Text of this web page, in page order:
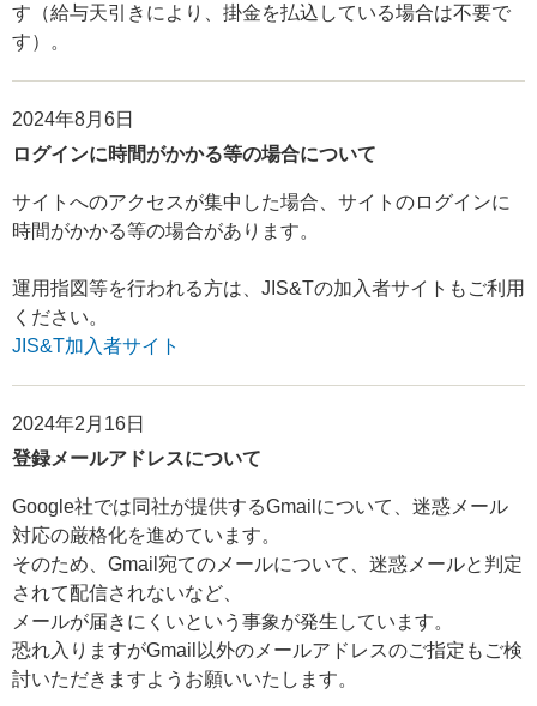
す（給与天引きにより、掛金を払込している場合は不要で
す）。
2024年8月6日
ログインに時間がかかる等の場合について
サイトへのアクセスが集中した場合、サイトのログインに
時間がかかる等の場合があります。
運用指図等を行われる方は、JIS&Tの加入者サイトもご利用
ください。
JIS&T加入者サイト
2024年2月16日
登録メールアドレスについて
Google社では同社が提供するGmailについて、迷惑メール
対応の厳格化を進めています。
そのため、Gmail宛てのメールについて、迷惑メールと判定
されて配信されないなど、
メールが届きにくいという事象が発生しています。
恐れ入りますがGmail以外のメールアドレスのご指定もご検
討いただきますようお願いいたします。